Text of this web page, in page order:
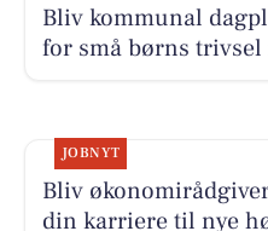
Bliv kommunal
for små børns trivsel
JOBNYT
Bliv
din karriere til nye